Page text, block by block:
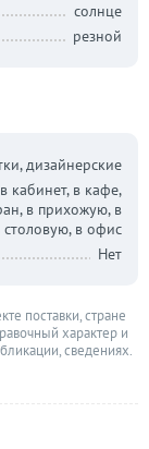
солнце
резной
дизайнерские
кабинет, в кафе,
в прихожую, в
столовую, в офис
Нет
поставки, стране
характер и
сведениях.